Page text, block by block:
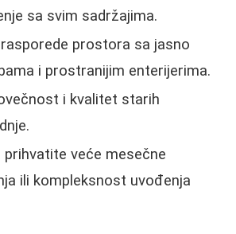
sa svim sadržajima.
prostora sa jasno
i prostranijim enterijerima.
i kvalitet starih
prihvatite veće mesečne
ili kompleksnost uvođenja